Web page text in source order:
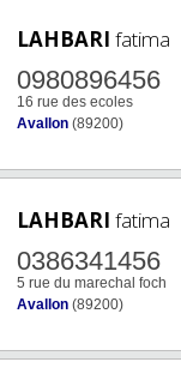
LAHBARI fatima
0980896456
16 rue des ecoles
Avallon (89200)
LAHBARI fatima
0386341456
5 rue du marechal foch
Avallon (89200)